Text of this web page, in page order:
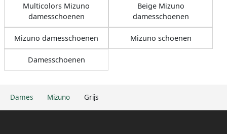
Dames Mizuno Grijs
Multicolors Mizuno
damesschoenen
Beige Mizuno
damesschoenen
Mizuno damesschoenen Mizuno schoenen
Damesschoenen